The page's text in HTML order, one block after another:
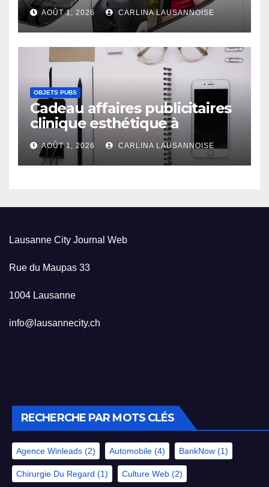
AOÛT 1, 2026 CARLINA LAUSANNOISE
OBJETS PUBS
Cadeau affaires publicitaires
clinique esthétique à
Lausanne
AOÛT 1, 2026 CARLINA LAUSANNOISE
Lausanne City Journal Web
Rue du Maupas 33
1004 Lausanne
info@lausannecity.ch
RECHERCHE PAR MOTS CLÉS
Agence Winleads (2) Automobile (4) BankNow (1)
Chirurgie Du Regard (1) Culture Web (2)